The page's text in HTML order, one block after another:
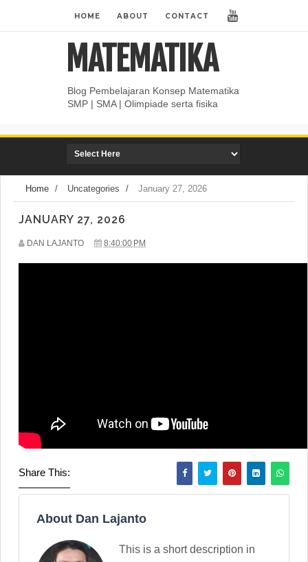
HOME ABOUT CONTACT
MATEMATIKA
Blog Pembelajaran Konsep Matematika
SMP | SMA | Olimpiade serta fisika
Home / Uncategories / January 27, 2026
JANUARY 27, 2026
DAN LAJANTO 8:40:00 PM
Share This:
About Dan Lajanto
This is a short description in